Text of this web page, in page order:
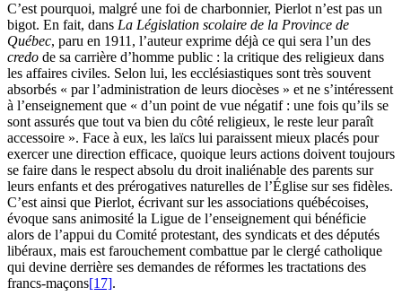
C’est pourquoi, malgré une foi de charbonnier, Pierlot n’est pas un
bigot. En fait, dans La Législation scolaire de la Province de
Québec, paru en 1911, l’auteur exprime déjà ce qui sera l’un des
credo de sa carrière d’homme public : la critique des religieux dans
les affaires civiles. Selon lui, les ecclésiastiques sont très souvent
absorbés « par l’administration de leurs diocèses » et ne s’intéressent
à l’enseignement que « d’un point de vue négatif : une fois qu’ils se
sont assurés que tout va bien du côté religieux, le reste leur paraît
accessoire ». Face à eux, les laïcs lui paraissent mieux placés pour
exercer une direction efficace, quoique leurs actions doivent toujours
se faire dans le respect absolu du droit inaliénable des parents sur
leurs enfants et des prérogatives naturelles de l’Église sur ses fidèles.
C’est ainsi que Pierlot, écrivant sur les associations québécoises,
évoque sans animosité la Ligue de l’enseignement qui bénéficie
alors de l’appui du Comité protestant, des syndicats et des députés
libéraux, mais est farouchement combattue par le clergé catholique
qui devine derrière ses demandes de réformes les tractations des
francs-maçons[17].